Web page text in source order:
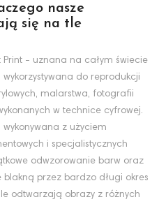
nasze
się na tle
Print - uznana na całym świecie
do reprodukcji
malarstwa, fotografii
w technice cyfrowej.
z użyciem
i specjalistycznych
odwzorowanie barw oraz
blakną przez bardzo długi okres
odtwarzają obrazy z różnych